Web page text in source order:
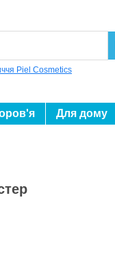
Piel Cosmetics
Для дому